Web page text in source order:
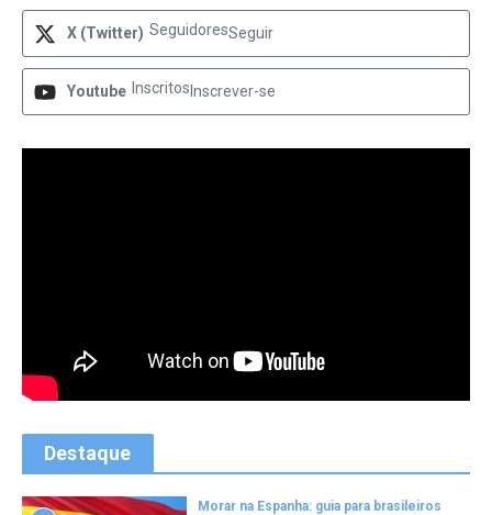
X (Twitter) SeguidoresSeguir
Youtube Inscritos Inscrever-se
Destaque
Morar na Espanha: guia para brasileiros